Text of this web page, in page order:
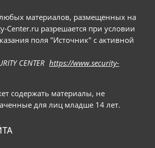
материалов, размещенных на
Center.ru разрешается при условии
поля "Источник" с активной
CENTER https://www.security-
содержать материалы, не
для лиц младше 14 лет.